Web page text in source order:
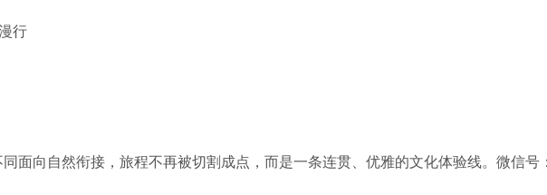
行
面向自然衔接，旅程不再被切割成点，而是一条连贯、优雅的文化体验线。微信号